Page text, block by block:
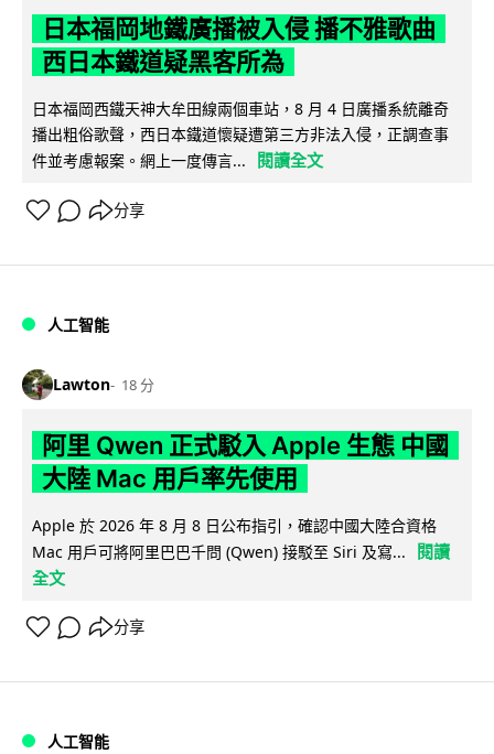
日本福岡地鐵廣播被入侵 播不雅歌曲
西日本鐵道疑黑客所為
日本福岡西鐵天神大牟田線兩個車站，8 月 4 日廣播系統離奇
播出粗俗歌聲，西日本鐵道懷疑遭第三方非法入侵，正調查事
件並考慮報案。網上一度傳言...
閱讀全文
分享
人工智能
Lawton 18 分
阿里 Qwen 正式駁入 Apple 生態 中國
大陸 Mac 用戶率先使用
Apple 於 2026 年 8 月 8 日公布指引，確認中國大陸合資格
Mac 用戶可將阿里巴巴千問 (Qwen) 接駁至 Siri 及寫...
閱讀
全文
分享
人工智能